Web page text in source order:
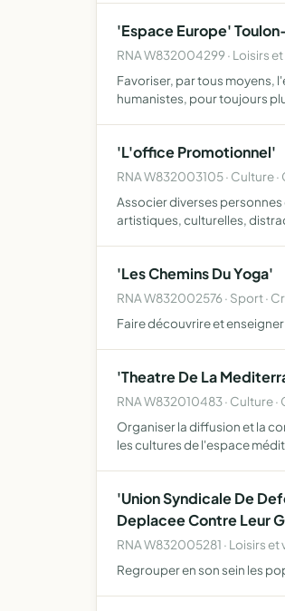
'Espace Europe'
RNA W832004299 · Loisirs
Favoriser, par tous moyens,
humanistes, pour toujours
'L'office Promotionnel'
RNA W832003105 · Culture
Associer diverses
artistiques, culturelles,
'Les Chemins Du Yoga'
RNA W832002576 · Sport ·
Faire découvrire et
'Theatre De La
RNA W832010483 · Culture ·
Organiser la diffusion et la
les cultures de l'espace
'Union Syndicale De
Deplacee Contre Leur
RNA W832005281 · Loisirs
Regrouper en son sein les